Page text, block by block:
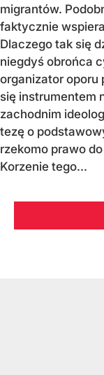
migrantów.
faktycznie
Dlaczego tak się
niegdyś obrońca
organizator oporu
się instrumentem
zachodnim
tezę o
rzekomo prawo
Korzenie tego...